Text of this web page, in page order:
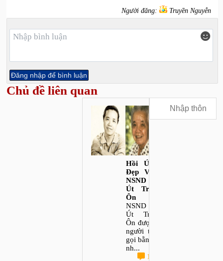
Người đăng: Truyền Nguyễn
Chủ đề liên quan
Hồi Ức
Đẹp Về
NSND
Út Trà
Ôn
NSND
Út Trà
Ôn được
người ta
gọi bằng
nh...
1